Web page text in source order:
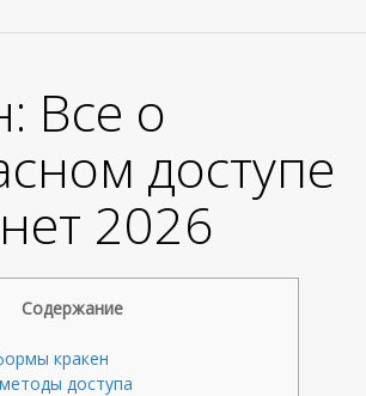
Все о
доступе
2026
Содержание
кракен
доступа